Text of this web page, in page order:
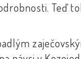
Teď